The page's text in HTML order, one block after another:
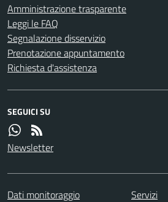
Amministrazione trasparente
Leggi le FAQ
Segnalazione disservizio
Prenotazione appuntamento
Richiesta d'assistenza
SEGUICI SU
Newsletter
Dati monitoraggio Servizi